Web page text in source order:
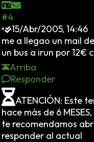
#4
•
15/Abr/2005, 14:46
me a llegao un mail
un bus a irun por 12€
Arriba
Responder
ATENCIÓN: Este
hace más de 6 MESES,
te recomendamos
responder al actual